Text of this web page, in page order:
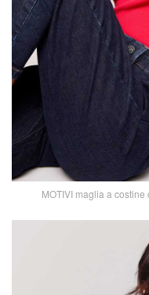
MOTIVI maglia a